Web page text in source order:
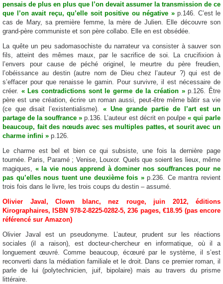
pensais de plus en plus que l’on devait assumer la transmission de ce
que l’on avait reçu, qu’elle soit positive ou négative »p.146. C’est le
cas de Mary, sa première femme, la mère de Julien. Elle découvre son
grand-père communiste et son père collabo. Elle en est obsédée.
La quête un peu sadomasochiste du narrateur va consister à sauver son
fils, atteint des mêmes maux, par le sacrifice de soi. La crucifixion à
l’envers pour cause de péché originel, le meurtre du père freudien,
l’obéissance au destin (autre nom de Dieu chez l’auteur ?) qui est de
s’effacer pour que renaisse le gamin. Pour survivre, il est nécessaire de
créer. « Les contradictions sont le germe de la création »p.126. Être
père est une création, écrire un roman aussi, peut-être même bâtir sa vie
(ce que disait l’existentialisme). « Une grande partie de l’art est un
partage de la souffrance » p.136. L’auteur est décrit en poulpe « qui parle
beaucoup, fait des nœuds avec ses multiples pattes, et sourit avec un
charme infini » p.126.
Le charme est bel et bien ce qui subsiste, une fois la dernière page
tournée. Paris, Paramé ; Venise, Louxor. Quels que soient les lieux, même
magiques, « la vie nous apprend à dominer nos souffrances pour ne
pas qu’elles nous tuent une deuxième fois »p.236. Ce mantra revient
trois fois dans le livre, les trois coups du destin – assumé.
Olivier Javal, Clown blanc, nez rouge, juin 2012, éditions
Kirographaires, ISBN 978-2-8225-0282-5, 236 pages, €18.95 (pas encore
référencé sur Amazon)
Olivier Javal est un pseudonyme. L’auteur, prudent sur les réactions
sociales (il a raison), est docteur-chercheur en informatique, où il a
longuement œuvré. Comme beaucoup, écœuré par le système, il s’est
reconverti dans la médiation familiale et le droit. Dans ce premier roman, il
parle de lui (polytechnicien, juif, bipolaire) mais au travers du prisme
littéraire.